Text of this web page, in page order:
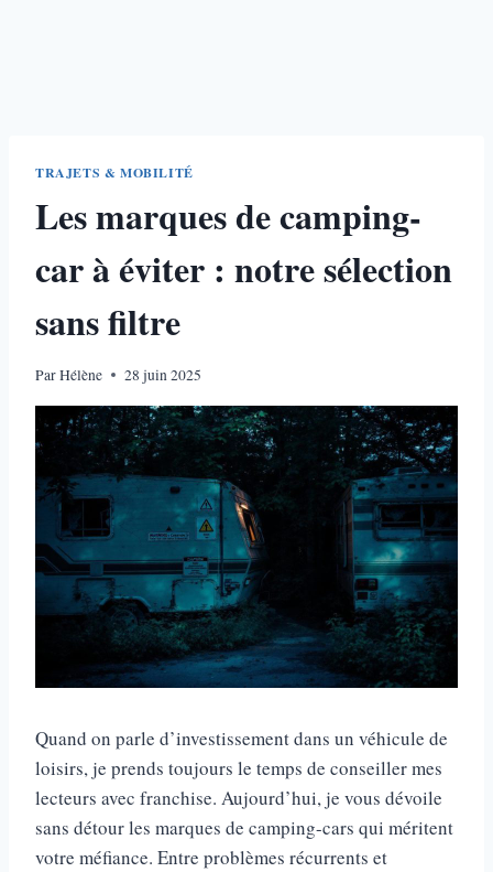
TRAJETS & MOBILITÉ
Les marques de camping-
car à éviter : notre sélection
sans filtre
ParHélène 28 juin 2025
Quand on parle d’investissement dans un véhicule de
loisirs, je prends toujours le temps de conseiller mes
lecteurs avec franchise. Aujourd’hui, je vous dévoile
sans détour les marques de camping-cars qui méritent
votre méfiance. Entre problèmes récurrents et